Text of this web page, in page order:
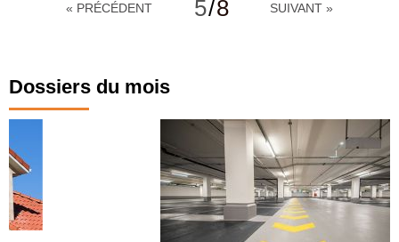
« PRÉCÉDENT 5/8 SUIVANT »
Dossiers du mois